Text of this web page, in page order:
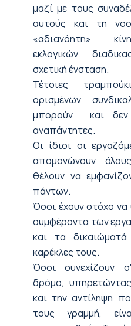
μαζί με τους
αυτούς και τη
«αδιανόητη»
εκλογικών
σχετική ένσταση.
Τέτοιες
ορισμένων
μπορούν και δεν
αναπάντητες.
Οι ίδιοι οι
απομονώνουν
θέλουν να
πάντων.
Όσοι έχουν στόχο
συμφέροντα των
και τα
καρέκλες τους.
Όσοι συνεχίζουν
δρόμο,
και την αντίληψη
τους γραμμή,